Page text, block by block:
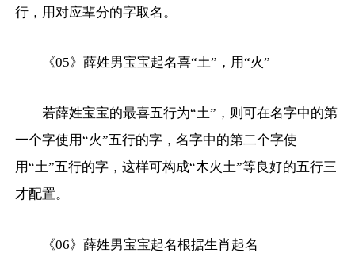
行，用对应辈分的字取名。
《05》薛姓男宝宝起名喜“土”，用“火”
若薛姓宝宝的最喜五行为“土”，则可在名字中的第
一个字使用“火”五行的字，名字中的第二个字使
用“土”五行的字，这样可构成“木火土”等良好的五行三
才配置。
《06》薛姓男宝宝起名根据生肖起名